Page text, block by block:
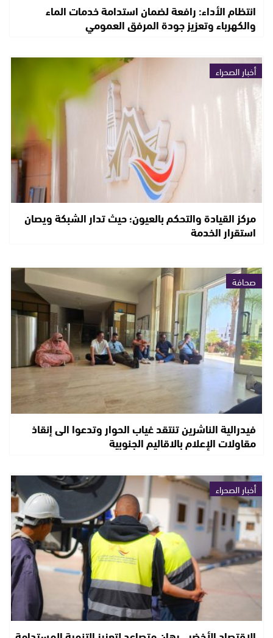
انتظام الأداء: رافعة لضمان استدامة خدمات الماء
والكهرباء وتعزيز جودة المرفق العمومي
أخبار الصحراء
مركز القيادة والتحكم بالعيون؛ حيث تدار الشبكة ويصان
استقرار الخدمة
صحافة
فيدرالية الناشرين تنتقد غياب الحوار وتدعوا الى إنقاذ
مقاولات الإعلام بالاقاليم الجنوبية
أخبار الصحراء